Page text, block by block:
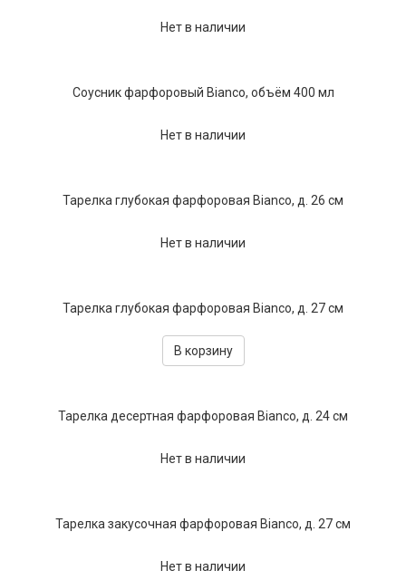
Нет в наличии
Соусник фарфоровый Bianco, объём 400 мл
Нет в наличии
Тарелка глубокая фарфоровая Bianco, д. 26 см
Нет в наличии
Тарелка глубокая фарфоровая Bianco, д. 27 см
В корзину
Тарелка десертная фарфоровая Bianco, д. 24 см
Нет в наличии
Тарелка закусочная фарфоровая Bianco, д. 27 см
Нет в наличии